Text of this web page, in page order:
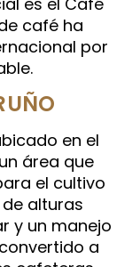
café ha
por
en el
área que
el cultivo
alturas
y un manejo
a